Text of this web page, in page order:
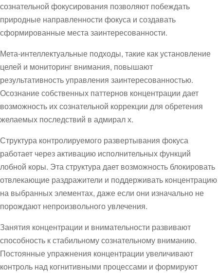
сознательной фокусирования позволяют побеждать
природные направленности фокуса и создавать
сформированные места заинтересованности.
Мета-интеллектуальные подходы, такие как установление
целей и мониторинг внимания, повышают
результативность управления заинтересованностью.
Осознание собственных паттернов концентрации дает
возможность их сознательной коррекции для обретения
желаемых последствий в адмирал х.
Структура контролируемого развертывания фокуса
работает через активацию исполнительных функций
лобной коры. Эта структура дает возможность блокировать
отвлекающие раздражители и поддерживать концентрацию
на выбранных элементах, даже если они изначально не
порождают непроизвольного увлечения.
Занятия концентрации и внимательности развивают
способность к стабильному сознательному вниманию.
Постоянные упражнения концентрации увеличивают
контроль над когнитивными процессами и формируют